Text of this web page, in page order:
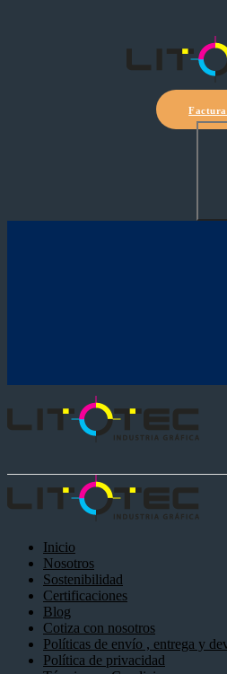
Inicio
Nosotros
Sostenibilidad
Certificaciones
Blog
Cotiza con nosotros
Políticas de envío , entrega y
Política de privacidad